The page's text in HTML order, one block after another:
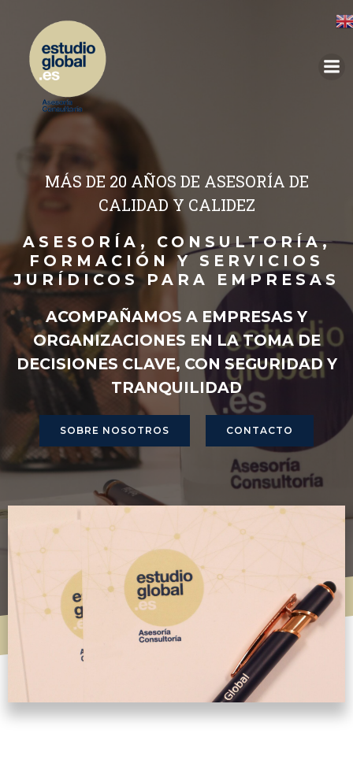
MÁS DE 20 AÑOS DE ASESORÍA DE
CALIDAD Y CALIDEZ
ASESORÍA, CONSULTORÍA,
FORMACIÓN Y SERVICIOS
JURÍDICOS PARA
EMPRESAS
ACOMPAÑAMOS A EMPRESAS Y
ORGANIZACIONES EN LA TOMA DE
DECISIONES CLAVE, CON SEGURIDAD Y
TRANQUILIDAD
SOBRE NOSOTROS CONTACTO